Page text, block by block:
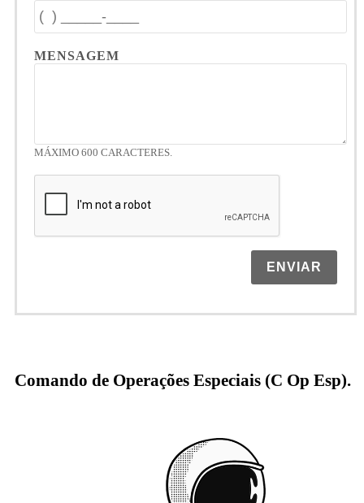
MENSAGEM
MÁXIMO 600 CARACTERES.
ENVIAR
Comando de Operações Especiais (C Op Esp).